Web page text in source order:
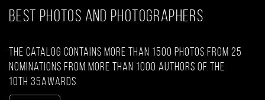
BEST PHOTOS AND PHOTOGRAPHERS
The catalog contains more than 1500 photos from 25
nominations from more than 1000 authors of the
10th 35AWARDS